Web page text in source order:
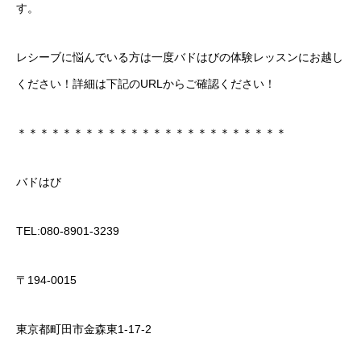
す。
レシーブに悩んでいる方は一度バドはびの体験レッスンにお越し
ください！詳細は下記のURLからご確認ください！
＊＊＊＊＊＊＊＊＊＊＊＊＊＊＊＊＊＊＊＊＊＊＊＊
バドはび
TEL:080-8901-3239
〒194-0015
東京都町田市金森東1-17-2